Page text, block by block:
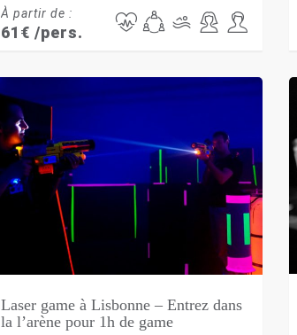
À partir de :
61 € /pers.
Laser game à Lisbonne – Entrez dans
la l’arène pour 1h de game